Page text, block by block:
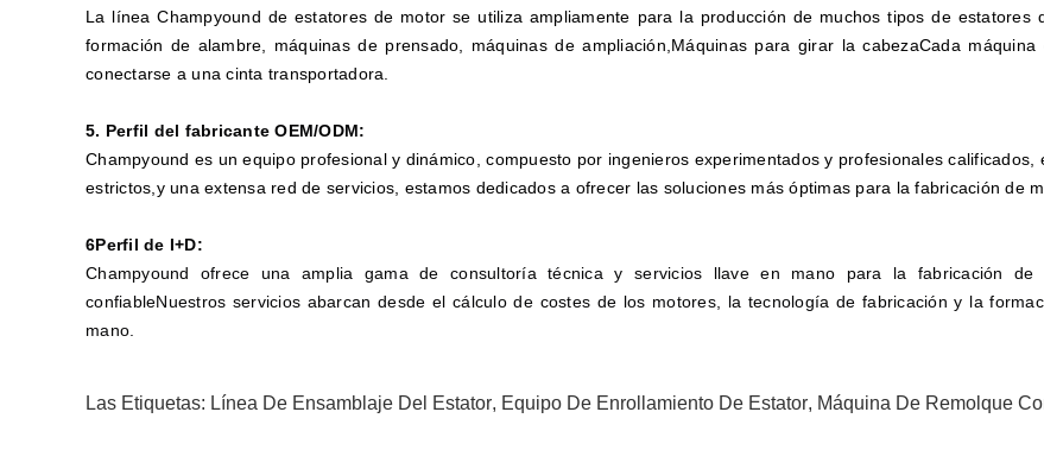
La línea Champyound de estatores de motor se utiliza ampliamente para la producción de muchos tipos de
formación de alambre, máquinas de prensado, máquinas de ampliación,Máquinas para girar la cabezaCada
conectarse a una cinta transportadora.
5. Perfil del fabricante OEM/ODM:
Champyound es un equipo profesional y dinámico, compuesto por ingenieros experimentados y profesionales
estrictos,y una extensa red de servicios, estamos dedicados a ofrecer las soluciones más óptimas para la fabricación de
6Perfil de I+D:
Champyound ofrece una amplia gama de consultoría técnica y servicios llave en mano para la fabricación de
confiableNuestros servicios abarcan desde el cálculo de costes de los motores, la tecnología de fabricación y la
mano.
Las Etiquetas: Línea De Ensamblaje Del Estator, Equipo De Enrollamiento De Estator, Máquina De Remolque